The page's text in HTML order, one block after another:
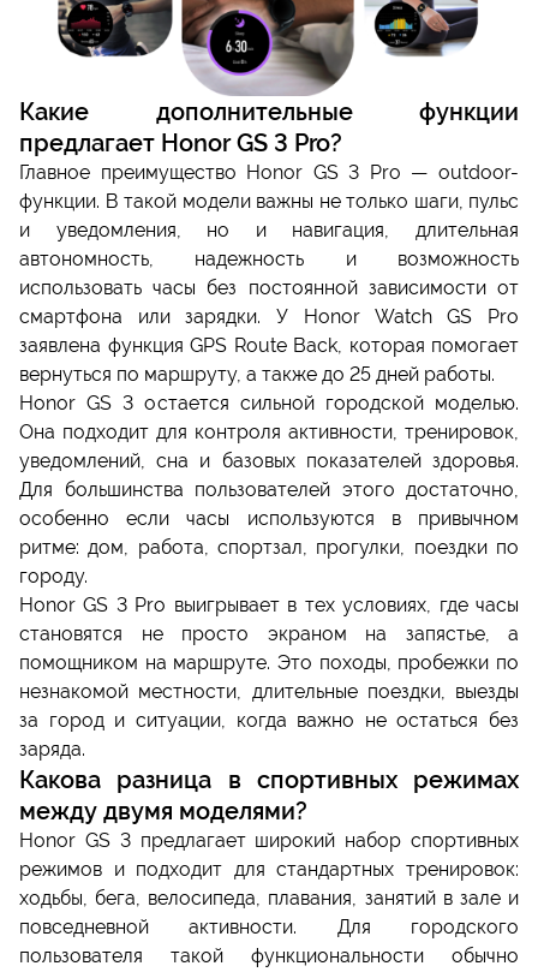
Какие дополнительные функции
предлагает Honor GS 3 Pro?
Главное преимущество Honor GS 3 Pro — outdoor-
функции. В такой модели важны не только шаги, пульс
и уведомления, но и навигация, длительная
автономность, надежность и возможность
использовать часы без постоянной зависимости от
смартфона или зарядки. У Honor Watch GS Pro
заявлена функция GPS Route Back, которая помогает
вернуться по маршруту, а также до 25 дней работы.
Honor GS 3 остается сильной городской моделью.
Она подходит для контроля активности, тренировок,
уведомлений, сна и базовых показателей здоровья.
Для большинства пользователей этого достаточно,
особенно если часы используются в привычном
ритме: дом, работа, спортзал, прогулки, поездки по
городу.
Honor GS 3 Pro выигрывает в тех условиях, где часы
становятся не просто экраном на запястье, а
помощником на маршруте. Это походы, пробежки по
незнакомой местности, длительные поездки, выезды
за город и ситуации, когда важно не остаться без
заряда.
Какова разница в спортивных режимах
между двумя моделями?
Honor GS 3 предлагает широкий набор спортивных
режимов и подходит для стандартных тренировок:
ходьбы, бега, велосипеда, плавания, занятий в зале и
повседневной активности. Для городского
пользователя такой функциональности обычно